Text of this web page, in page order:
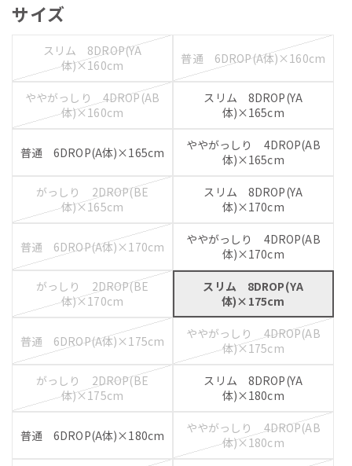
サイズ
スリム 8DROP(YA
体)×160cm
普通 6DROP(A体)×160cm
ややがっしり 4DROP(AB
体)×160cm
スリム 8DROP(YA
体)×165cm
普通 6DROP(A体)×165cm
ややがっしり 4DROP(AB
体)×165cm
がっしり 2DROP(BE
体)×165cm
スリム 8DROP(YA
体)×170cm
普通 6DROP(A体)×170cm
ややがっしり 4DROP(AB
体)×170cm
がっしり 2DROP(BE
体)×170cm
スリム 8DROP(YA
体)×175cm
普通 6DROP(A体)×175cm
ややがっしり 4DROP(AB
体)×175cm
がっしり 2DROP(BE
体)×175cm
スリム 8DROP(YA
体)×180cm
普通 6DROP(A体)×180cm
ややがっしり 4DROP(AB
体)×180cm